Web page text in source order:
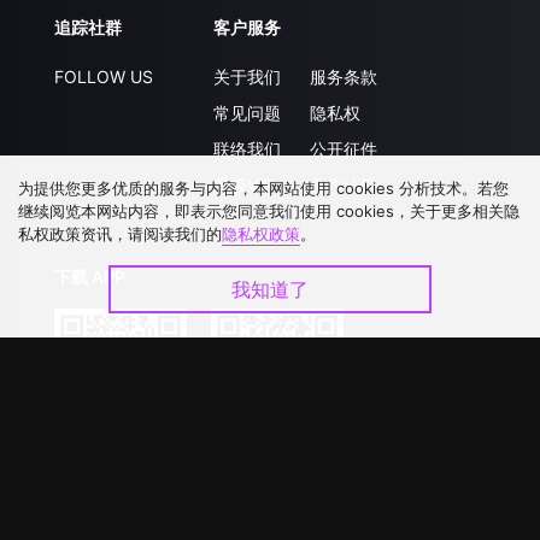
追踪社群
FOLLOW US
客户服务
关于我们
常见问题
联络我们
升级VIP
服务条款
隐私权
公开征件
合作洽談
为提供您更多优质的服务与内容，本网站使用 cookies 分析技术。若您
继续阅览本网站内容，即表示您同意我们使用 cookies，关于更多相关隐
私权政策资讯，请阅读我们的隐私权政策。
我知道了